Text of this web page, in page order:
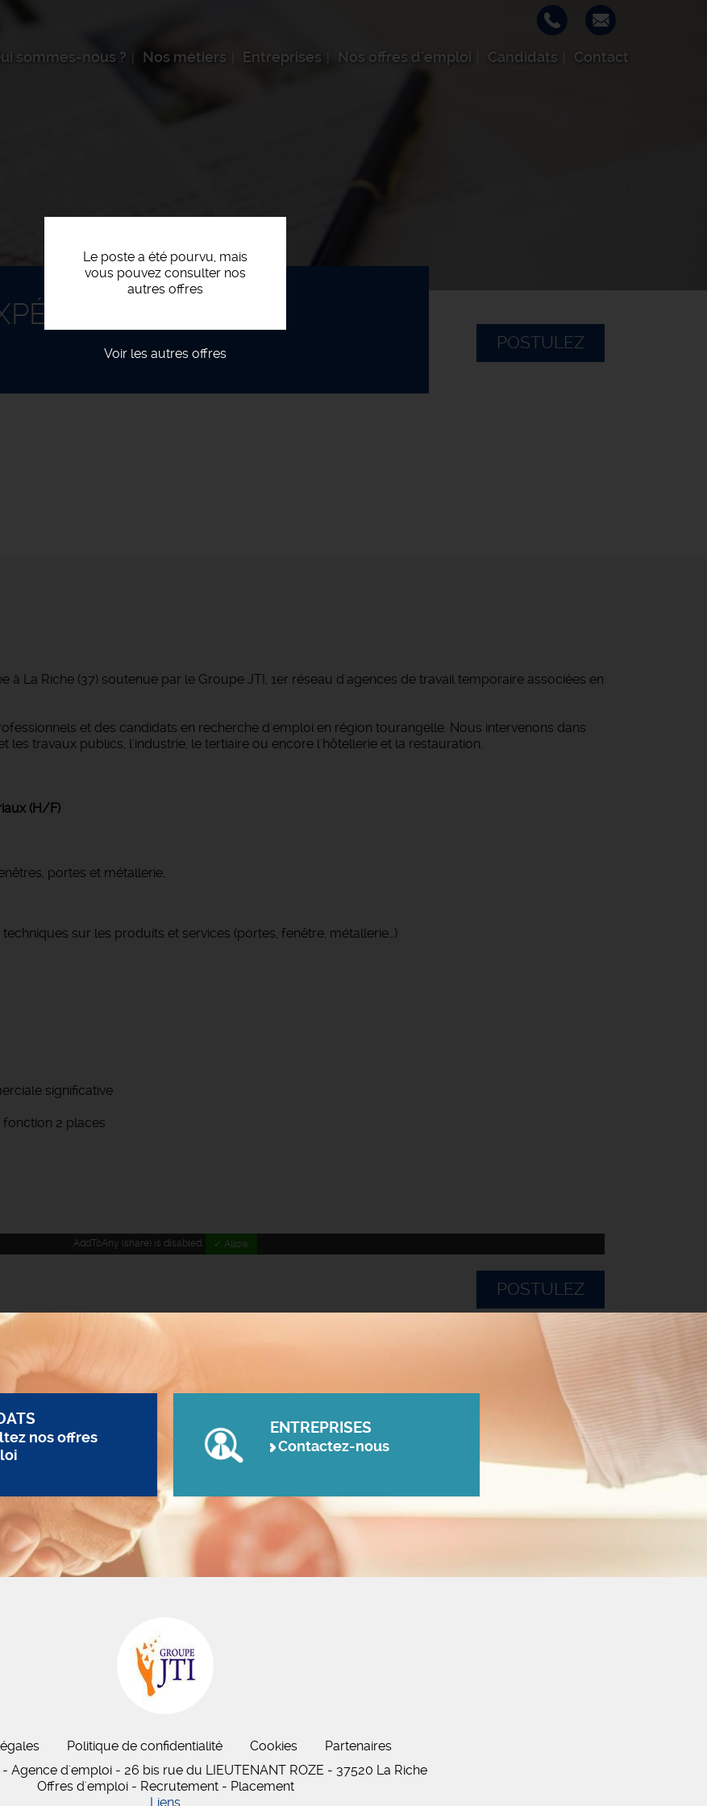
sommes-nous ? Nos métiers Entreprises Nos offres d'emploi Candidats Contact
Le poste a été pourvu, mais
vous pouvez consulter nos
autres offres
Voir les autres offres
POSTULEZ
VENTE
à La Riche (37) soutenue par le Groupe JTI, 1er réseau d'agences de travail temporaire associées en
et des candidats en recherche d'emploi en région tourangelle. Nous intervenons dans
travaux publics, l'industrie, le tertiaire ou encore l'hôtellerie et la restauration.
(H/F)
portes et métallerie,
sur les produits et services (portes, fenêtre, métallerie…)
significative
fonction 2 places
AddToAny (share) is disabled. ✓ Allow
POSTULEZ
nos offres
ENTREPRISES
Contactez-nous
Politique de confidentialité Cookies
Partenaires
Agence d'emploi - 26 bis rue du LIEUTENANT ROZE - 37520 La Riche
Offres d'emploi - Recrutement - Placement
Liens